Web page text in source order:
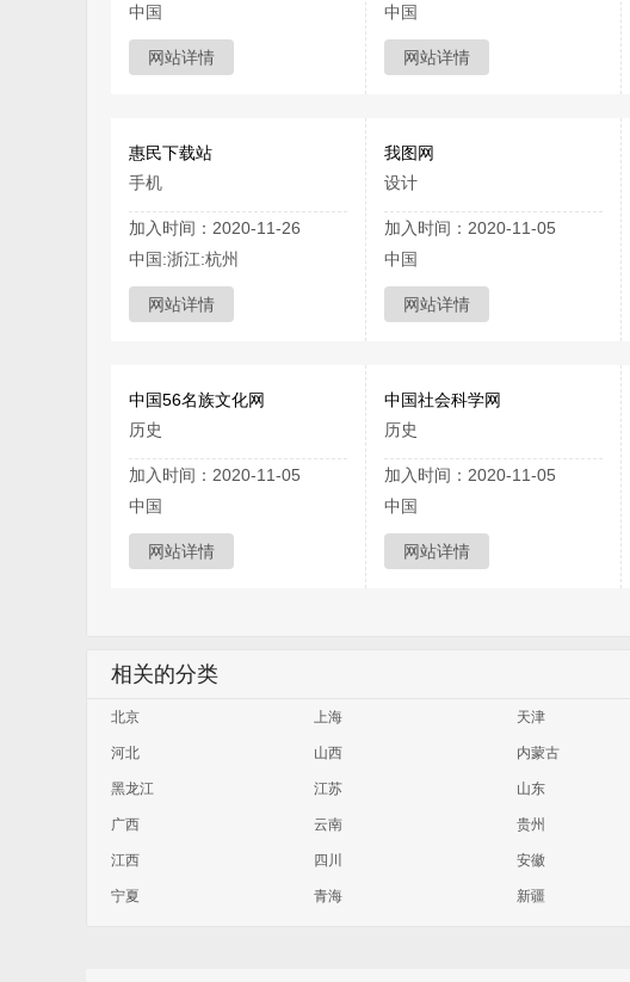
中国
网站详情
中国
网站详情
惠民下载站
手机
加入时间：2020-11-26
中国:浙江:杭州
网站详情
我图网
设计
加入时间：2020-11-05
中国
网站详情
中国56名族文化网
历史
加入时间：2020-11-05
中国
网站详情
中国社会科学网
历史
加入时间：2020-11-05
中国
网站详情
相关的分类
北京 上海 天津
河北 山西 内蒙古
黑龙江 江苏 山东
广西 云南 贵州
江西 四川 安徽
宁夏 青海 新疆